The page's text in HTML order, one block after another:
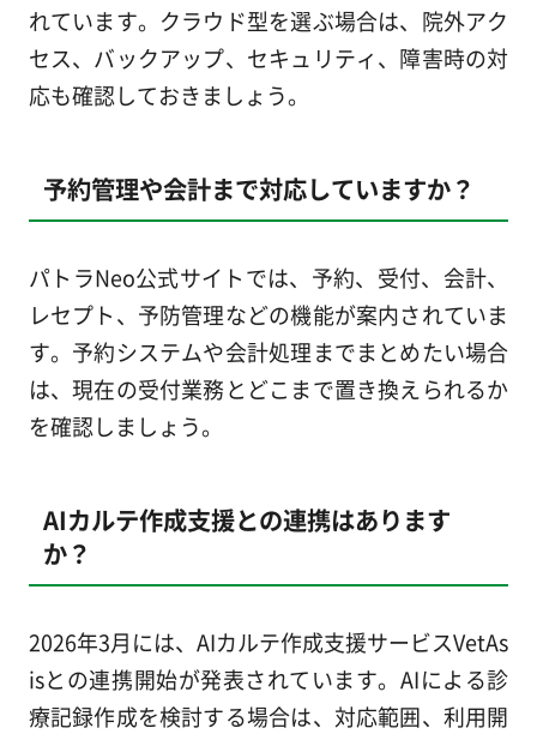
れています。クラウド型を選ぶ場合は、院外アク
セス、バックアップ、セキュリティ、障害時の対
応も確認しておきましょう。
予約管理や会計まで対応していますか？
パトラNeo公式サイトでは、予約、受付、会計、
レセプト、予防管理などの機能が案内されていま
す。予約システムや会計処理までまとめたい場合
は、現在の受付業務とどこまで置き換えられるか
を確認しましょう。
AIカルテ作成支援との連携はあります
か？
2026年3月には、AIカルテ作成支援サービスVetAs
isとの連携開始が発表されています。AIによる診
療記録作成を検討する場合は、対応範囲、利用開